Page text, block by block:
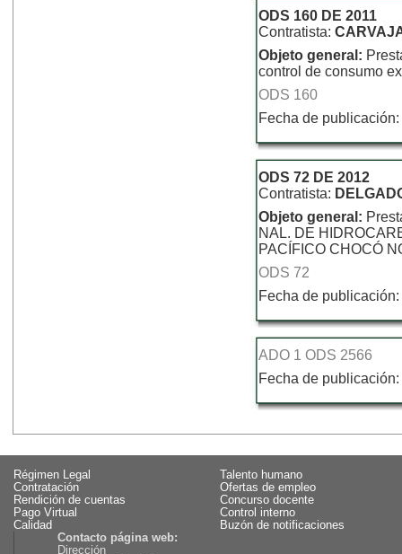
ODS 160 DE 2011
Contratista:
Objeto general:
control de consumo
ODS 160
Fecha de
ODS 72 DE 2012
Contratista:
Objeto general:
NAL. DE
PACÍFICO CHOCÓ
ODS 72
Fecha de
ADO 1 ODS 2566
Fecha de
Régimen Legal
Talento humano
Contratación
Ofertas de empleo
Rendición de cuentas
Concurso docente
Pago Virtual
Control interno
Calidad
Buzón de notificaciones
Contacto página web:
Dirección